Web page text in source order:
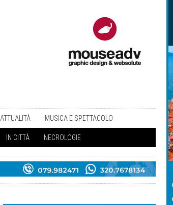
ATTUALITÀ MUSICA E SPETTACOLO
IN CITTÀ NECROLOGIE